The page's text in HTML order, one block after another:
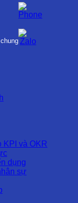
KPI và OKR
dụng
sự